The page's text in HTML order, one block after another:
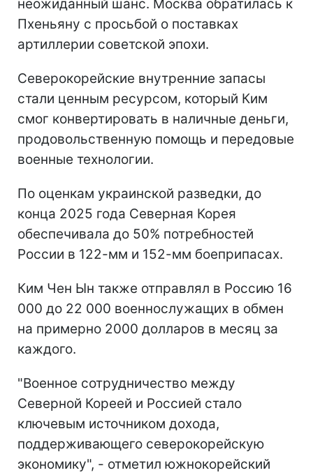
неожиданный шанс. Москва обратилась к
Пхеньяну с просьбой о поставках
артиллерии советской эпохи.
Северокорейские внутренние запасы
стали ценным ресурсом, который Ким
смог конвертировать в наличные деньги,
продовольственную помощь и передовые
военные технологии.
По оценкам украинской разведки, до
конца 2025 года Северная Корея
обеспечивала до 50% потребностей
России в 122-мм и 152-мм боеприпасах.
Ким Чен Ын также отправлял в Россию 16
000 до 22 000 военнослужащих в обмен
на примерно 2000 долларов в месяц за
каждого.
"Военное сотрудничество между
Северной Кореей и Россией стало
ключевым источником дохода,
поддерживающего северокорейскую
экономику", - отметил южнокорейский